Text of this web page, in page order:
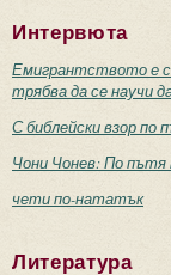
Интервюта
Емигрантството е
трябва да се научи
С библейски взор
Чони Чонев: По пътя
чети по-нататък
Литература